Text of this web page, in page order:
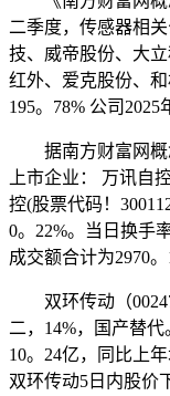
二季度，传感器相
技、威帝股份、大
红外、爱克股份、
195。78% 公司2025
据南方财富网概
上市企业： 万讯自
控(股票代码！
0。22%。当日换手
成交额合计为2970。
双环传动（
二，14%，国产替
10。24亿，同比上
双环传动5日内股价